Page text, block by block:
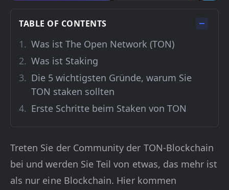
TABLE OF CONTENTS
Was ist The Open Network (TON)
Was ist Staking
Die 5 wichtigsten Gründe, warum Sie
TON staken sollten
Erste Schritte beim Staken von TON
Treten Sie der Community der TON-Blockchain
bei und werden Sie Teil von etwas, das mehr ist
als nur eine Blockchain. Hier kommen